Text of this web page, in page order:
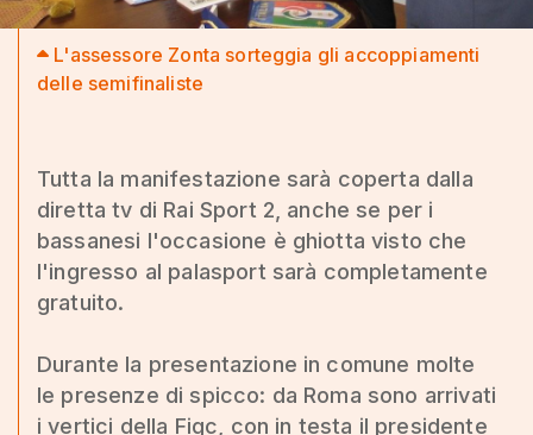
L'assessore Zonta sorteggia gli accoppiamenti
delle semifinaliste
Tutta la manifestazione sarà coperta dalla
diretta tv di Rai Sport 2, anche se per i
bassanesi l'occasione è ghiotta visto che
l'ingresso al palasport sarà completamente
gratuito.
Durante la presentazione in comune molte
le presenze di spicco: da Roma sono arrivati
i vertici della Figc, con in testa il presidente